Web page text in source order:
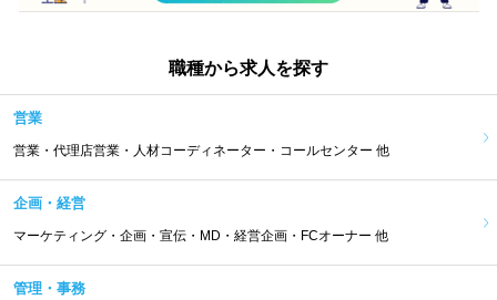
職種から求人を探す
営業
営業・代理店営業・人材コーディネーター・コールセンター 他
企画・経営
マーケティング・企画・宣伝・MD・経営企画・FCオーナー 他
管理・事務